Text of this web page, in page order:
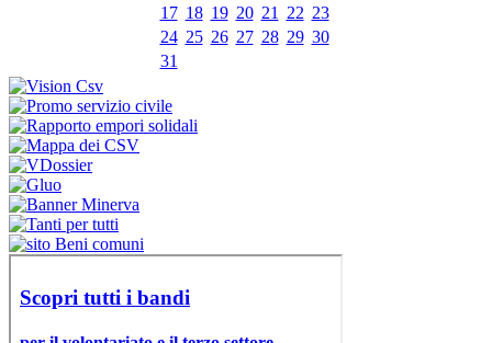
17 18 19 20 21 22 23
24 25 26 27 28 29 30
31